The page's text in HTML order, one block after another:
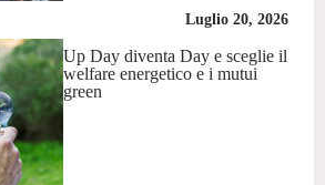
Luglio 20, 2026
Up Day diventa Day e sceglie il
welfare energetico e i mutui
green